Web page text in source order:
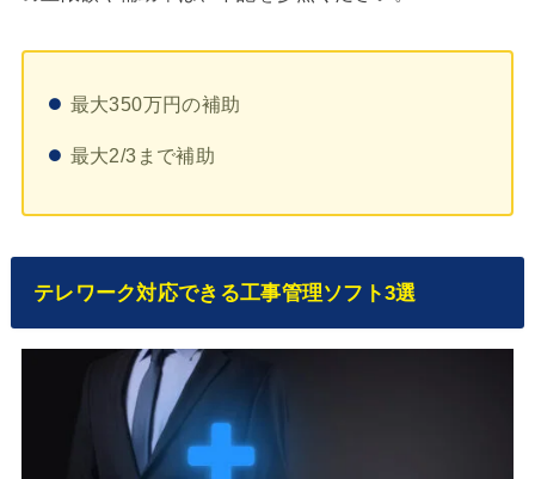
最大350万円の補助
最大2/3まで補助
テレワーク対応できる工事管理ソフト3選